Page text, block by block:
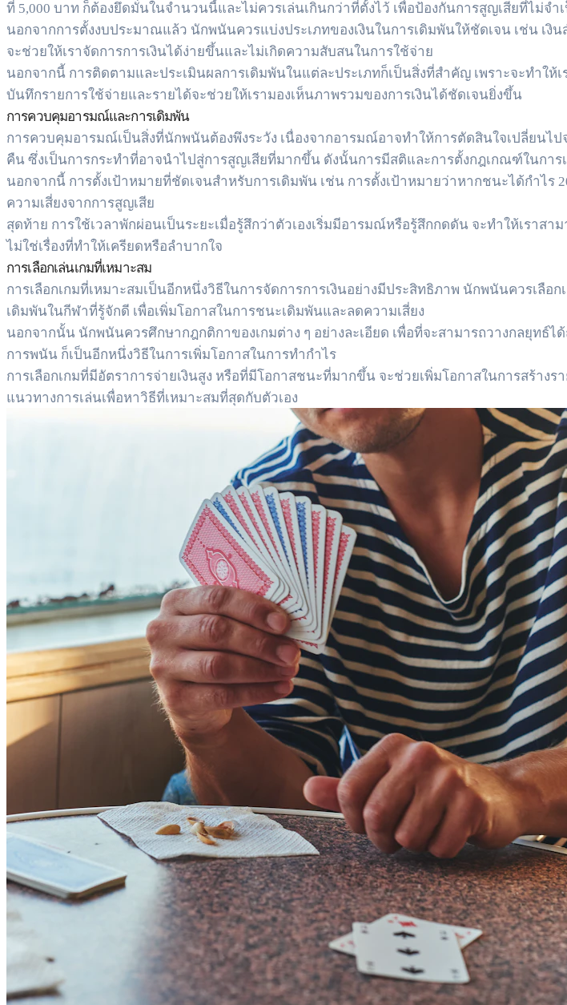
ที่ 5,000 บาท ก็ต้องยึดมั่นในจำนวนนี้และไม่ควรเล่นเกินกว่าที่ตั้งไว้ เพื่อป้องกันการสูญเสียที่ไม่จำ
นอกจากการตั้งงบประมาณแล้ว นักพนันควรแบ่งประเภทของเงินในการเดิมพันให้ชัดเจน เช่น เงิ
จะช่วยให้เราจัดการการเงินได้ง่ายขึ้นและไม่เกิดความสับสนในการใช้จ่าย
นอกจากนี้ การติดตามและประเมินผลการเดิมพันในแต่ละประเภทก็เป็นสิ่งที่สำคัญ เพราะจะทำ
บันทึกรายการใช้จ่ายและรายได้จะช่วยให้เรามองเห็นภาพรวมของการเงินได้ชัดเจนยิ่งขึ้น
การควบคุมอารมณ์และการเดิมพัน
การควบคุมอารมณ์เป็นสิ่งที่นักพนันต้องพึงระวัง เนื่องจากอารมณ์อาจทำให้การตัดสินใจเปลี่ยนไ
คืน ซึ่งเป็นการกระทำที่อาจนำไปสู่การสูญเสียที่มากขึ้น ดังนั้นการมีสติและการตั้งกฎเกณฑ์ในกา
นอกจากนี้ การตั้งเป้าหมายที่ชัดเจนสำหรับการเดิมพัน เช่น การตั้งเป้าหมายว่าหากชนะได้กำไร
ความเสี่ยงจากการสูญเสีย
สุดท้าย การใช้เวลาพักผ่อนเป็นระยะเมื่อรู้สึกว่าตัวเองเริ่มมีอารมณ์หรือรู้สึกกดดัน จะทำให้เรา
ไม่ใช่เรื่องที่ทำให้เครียดหรือลำบากใจ
การเลือกเล่นเกมที่เหมาะสม
การเลือกเกมที่เหมาะสมเป็นอีกหนึ่งวิธีในการจัดการการเงินอย่างมีประสิทธิภาพ นักพนันควรเลื
เดิมพันในกีฬาที่รู้จักดี เพื่อเพิ่มโอกาสในการชนะเดิมพันและลดความเสี่ยง
นอกจากนั้น นักพนันควรศึกษากฎกติกาของเกมต่าง ๆ อย่างละเอียด เพื่อที่จะสามารถวางกลยุทธ์
การพนัน ก็เป็นอีกหนึ่งวิธีในการเพิ่มโอกาสในการทำกำไร
การเลือกเกมที่มีอัตราการจ่ายเงินสูง หรือที่มีโอกาสชนะที่มากขึ้น จะช่วยเพิ่มโอกาสในการสร้า
แนวทางการเล่นเพื่อหาวิธีที่เหมาะสมที่สุดกับตัวเอง